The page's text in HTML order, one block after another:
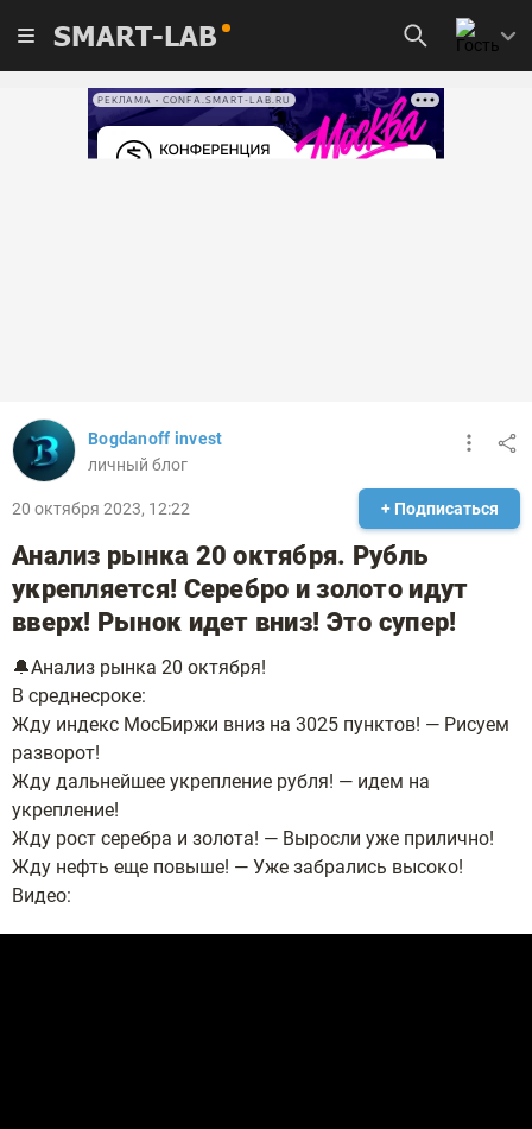
SMART-LAB
РЕКЛАМА • CONFA.SMART-LAB.RU
Bogdanoff invest
личный блог
20 октября 2023, 12:22 + Подписаться
Анализ рынка 20 октября. Рубль
укрепляется! Серебро и золото идут
вверх! Рынок идет вниз! Это супер!
🔔Анализ рынка 20 октября!
В среднесроке:
Жду индекс МосБиржи вниз на 3025 пунктов! — Рисуем
разворот!
Жду дальнейшее укрепление рубля! — идем на
укрепление!
Жду рост серебра и золота! — Выросли уже прилично!
Жду нефть еще повыше! — Уже забрались высоко!
Видео: